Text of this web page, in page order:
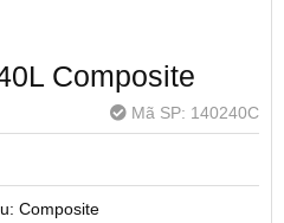
Composite
Mã SP: 140240C
Composite